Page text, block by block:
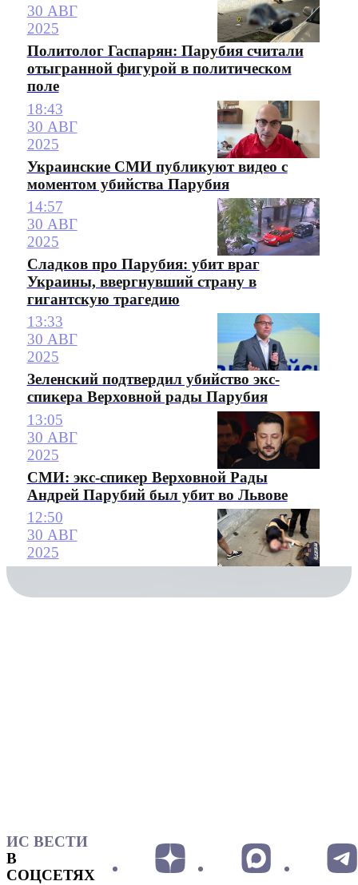
30 АВГ
2025
Политолог Гаспарян: Парубия считали
отыгранной фигурой в политическом
поле
18:43
30 АВГ
2025
Украинские СМИ публикуют видео с
моментом убийства Парубия
14:57
30 АВГ
2025
Сладков про Парубия: убит враг
Украины, ввергнувший страну в
гигантскую трагедию
13:33
30 АВГ
2025
Зеленский подтвердил убийство экс-
спикера Верховной рады Парубия
13:05
30 АВГ
2025
СМИ: экс-спикер Верховной Рады
Андрей Парубий был убит во Львове
12:50
30 АВГ
2025
ИС ВЕСТИ
В
СОЦСЕТЯХ